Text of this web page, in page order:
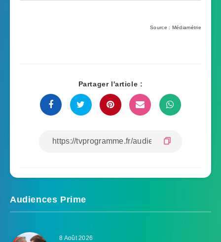
Source : Médiamétrie
Partager l'article :
Audiences Prime
8 Août 2026